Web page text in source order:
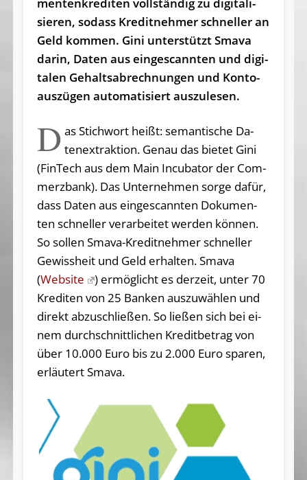
sie­ren, so­dass Kre­dit­neh­mer schnel­ler an
Geld kom­men. Gi­ni un­ter­stützt Sma­va
dar­in, Da­ten aus ein­ge­scann­ten und di­gi­
ta­len Ge­halts­ab­rech­nun­gen und Kon­to­
aus­zü­gen au­to­ma­ti­siert auszulesen.
D as Stichwort heißt: se­man­ti­sche Da­
ten­ex­trak­ti­on. Ge­nau das bie­tet Gi­ni
(Fin­Tech aus dem Main In­cu­ba­tor der Com­
merz­bank). Da­s ­Un­ter­neh­men sorge da­für,
dass Da­ten aus ein­ge­scann­ten Do­ku­men­
ten schnel­ler ver­ar­bei­tet wer­den kön­nen.
So sol­len Sma­va-Kre­dit­neh­mer schnel­ler
Ge­wiss­heit und Geld er­hal­ten. S­ma­va
(Website
) er­mög­licht es der­zeit, un­ter 70
Kre­di­ten von 25 Ban­ken auszuwählen und
di­rekt ab­zu­schlie­ßen. So ließen sich bei ei­
nem durch­schnitt­li­chen Kre­dit­be­trag von
über 10.000 Eu­ro bis zu 2.000 Eu­ro spa­ren,
er­läu­tert Sma­va.